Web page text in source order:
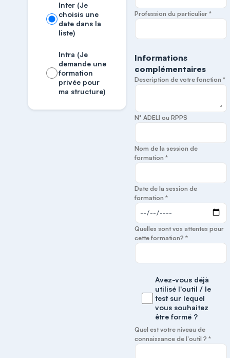
Inter (Je
choisis une
date dans la
liste)
Intra (Je
demande une
formation
privée pour
ma structure)
Profession du particulier *
Informations
complémentaires
Description de votre fonction *
N° ADELI ou RPPS
Nom de la session de
formation *
Date de la session de
formation *
Quelles sont vos attentes pour
cette formation? *
Avez-vous déjà
utilisé l'outil / le
test sur lequel
vous souhaitez
être formé ?
Quel est votre niveau de
connaissance de l'outil ? *